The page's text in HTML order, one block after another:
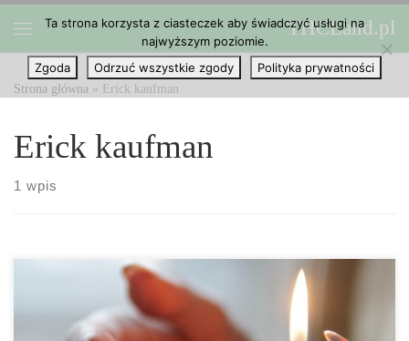
Przejdź do treści THCLand.pl
Strona główna » Erick kaufman
Erick kaufman
1 wpis
Ta strona korzysta z ciasteczek aby świadczyć usługi na
najwyższym poziomie.
Zgoda
Odrzuć wszystkie zgody Polityka prywatności